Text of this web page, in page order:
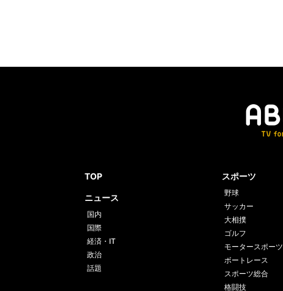
TOP
ニュース
国内
国際
経済・IT
政治
話題
スポーツ
野球
サッカー
大相撲
ゴルフ
モータースポーツ
ボートレース
スポーツ総合
格闘技